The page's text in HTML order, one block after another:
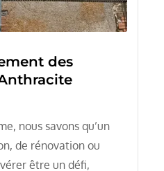
des
nous savons qu’un
de rénovation ou
être un défi,